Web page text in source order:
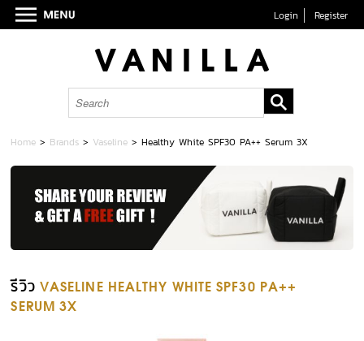
Login Register
Home > Brands > Vaseline >Healthy White SPF30 PA++ Serum 3X
รีวิว VASELINE HEALTHY WHITE SPF30 PA++
SERUM 3X